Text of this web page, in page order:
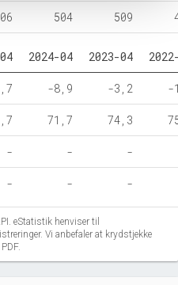
504 509
2024-04 2023-04
-8,9 -3,2 -
71,7 74,3
- - -
- - -
eStatistik henviser til
Vi anbefaler at krydstjekke